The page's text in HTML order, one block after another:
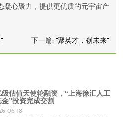
凝心聚力，提供更优质的元宇宙产
下一篇: “聚英才，创未来”
估值天使轮融资，“上海徐汇人工
”投资完成交割
06-18